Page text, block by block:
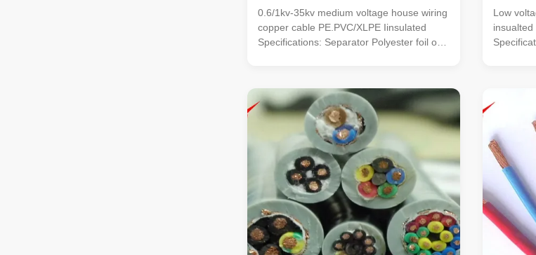
0.6/1kv-35kv medium voltage house wiring
copper cable PE.PVC/XLPE Iinsulated
Specifications: Separator Polyester foil or
PE.PVC/XLPE Voltage : 300v-35kv No. of
cores: 1C,2C,3C,4C, 5C, 3C+1E,4C+1E,
3C+2E Section of conductor(mm ): 1.5—
250 Application : 1.
Household,indoor/outdoor,buliding wiring
and associated devices ,to supply the
power for lights
fittings,switches,meters,plug point,air
conditioners,
basse
Low
insualted
PVC
Core
Wire
PVC
Core
BV-90
PVC